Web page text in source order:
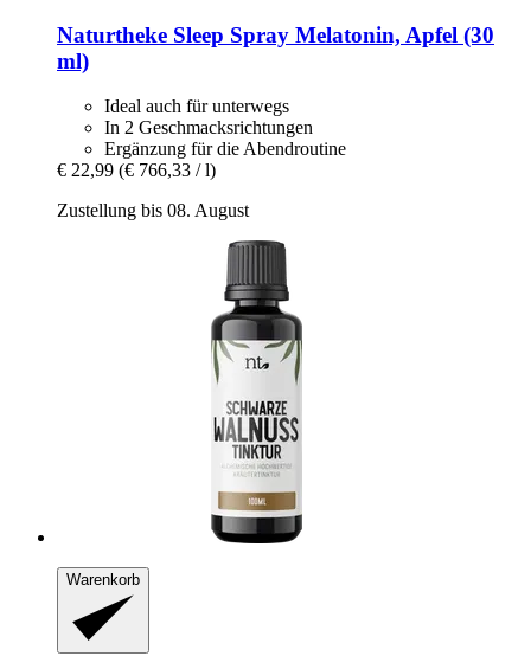
Naturtheke Sleep Spray Melatonin, Apfel (30
ml)
Ideal auch für unterwegs
In 2 Geschmacksrichtungen
Ergänzung für die Abendroutine
€ 22,99 (€ 766,33 / l)
Zustellung bis 08. August
Warenkorb